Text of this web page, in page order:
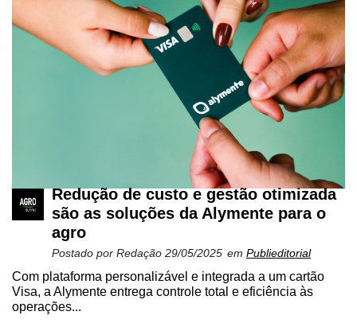
Membros
Lean
Way
Consulting
ONE
CHB
Redução de custo e gestão otimizada
são as soluções da Alymente para o
agro
Postado por Redação 29/05/2025 em Publieditorial
Com plataforma personalizável e integrada a um cartão
Visa, a Alymente entrega controle total e eficiência às
operações...